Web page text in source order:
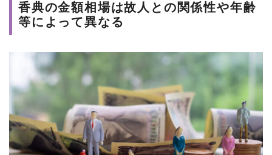
香典の金額相場は故人との関係性や年齢
等によって異なる